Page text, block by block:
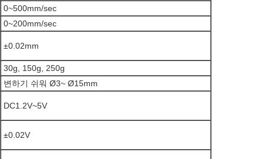
0~500mm/sec
0~200mm/sec
±0.02mm
30g, 150g, 250g
변하기 쉬워 Ø3~ Ø15mm
DC1.2V~5V
±0.02V